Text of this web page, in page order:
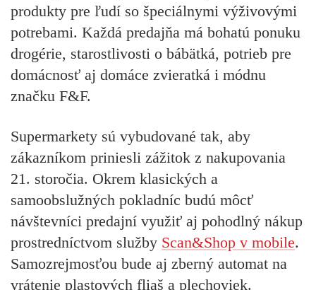
produkty pre ľudí so špeciálnymi výživovými
potrebami. Každá predajňa má bohatú ponuku
drogérie, starostlivosti o bábätká, potrieb pre
domácnosť aj domáce zvieratká i módnu
značku F&F.
Supermarkety sú vybudované tak, aby
zákazníkom priniesli zážitok z nakupovania
21. storočia. Okrem klasických a
samoobslužných pokladníc budú môcť
návštevníci predajní využiť aj pohodlný nákup
prostredníctvom služby Scan&Shop v mobile.
Samozrejmosťou bude aj zberný automat na
vrátenie plastových fliaš a plechoviek.